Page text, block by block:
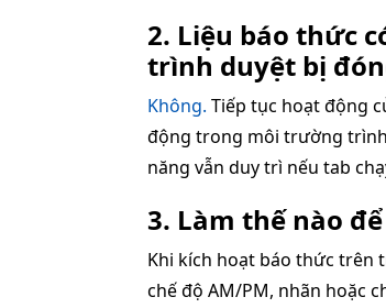
2. Liệu báo thức
trình duyệt bị
Không. Tiếp tục hoạt động
động trong môi trường trình
năng vẫn duy trì nếu tab
3. Làm thế nào
Khi kích hoạt báo thức trên
chế độ AM/PM, nhãn hoặc